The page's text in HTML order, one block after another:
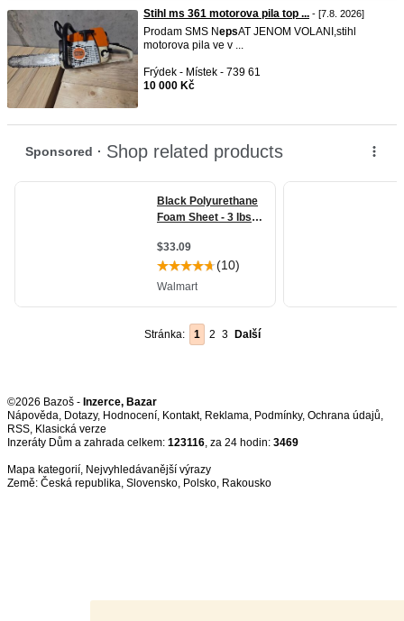
Stihl ms 361 motorova pila top ... - [7.8. 2026]
Prodam SMS NepsAT JENOM VOLANI,stihl
motorova pila ve v ...
Frýdek - Místek - 739 61
10 000 Kč
Stránka: 1 2 3 Další
©2026 Bazoš - Inzerce, Bazar
Nápověda, Dotazy, Hodnocení, Kontakt, Reklama, Podmínky, Ochrana údajů,
RSS,
Inzeráty Dům a zahrada celkem: 123116, za 24 hodin: 3469
Mapa kategorií, Nejvyhledávanější výrazy
Země: Česká republika, Slovensko, Polsko, Rakousko